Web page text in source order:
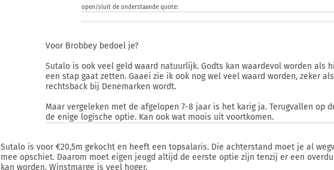
open/sluit de onderstaande quote:
Voor Brobbey bedoel je?
Sutalo is ook veel geld waard natuurlijk. Godts kan waardevol worden als
een stap gaat zetten. Gaaei zie ik ook nog wel veel waard worden, zeker
rechtsback bij Denemarken wordt.
Maar vergeleken met de afgelopen 7-8 jaar is het karig ja. Terugvallen op
de enige logische optie. Kan ook wat moois uit voortkomen.
Sutalo is voor €20,5m gekocht en heeft een topsalaris. Die achterstand moet je al
mee opschiet. Daarom moet eigen jeugd altijd de eerste optie zijn tenzij er een
kan worden. Winstmarge is veel hoger.